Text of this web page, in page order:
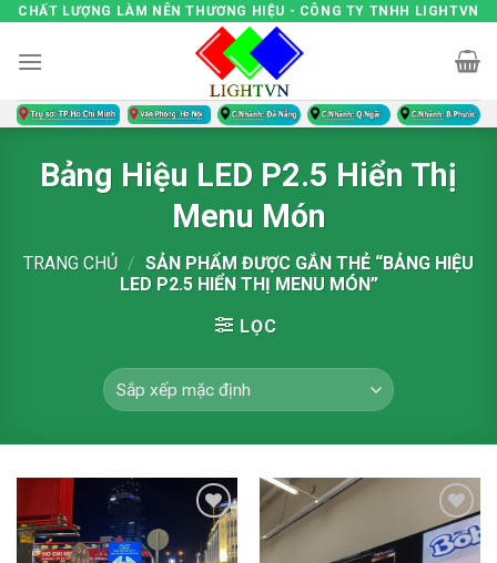
Skip
content
CHẤT LƯỢNG LÀM NÊN THƯƠNG HIỆU - CÔNG TY TNHH LIGHTVN
Bảng Hiệu LED P2.5 Hiển Thị
Menu Món
TRANG CHỦ / SẢN PHẨM ĐƯỢC GẮN THẺ “BẢNG HIỆU
LED P2.5 HIỂN THỊ MENU MÓN”
LỌC